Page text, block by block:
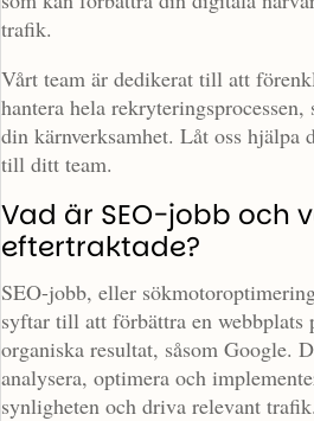
trafik.
Vårt team är dedikerat till att
hantera hela
din kärnverksamhet. Låt oss hjälpa
till ditt team.
Vad är SEO-jobb och
eftertraktade?
SEO-jobb, eller
syftar till att förbättra en webbplats
organiska resultat, såsom Google.
analysera, optimera och
synligheten och driva relevant trafik.